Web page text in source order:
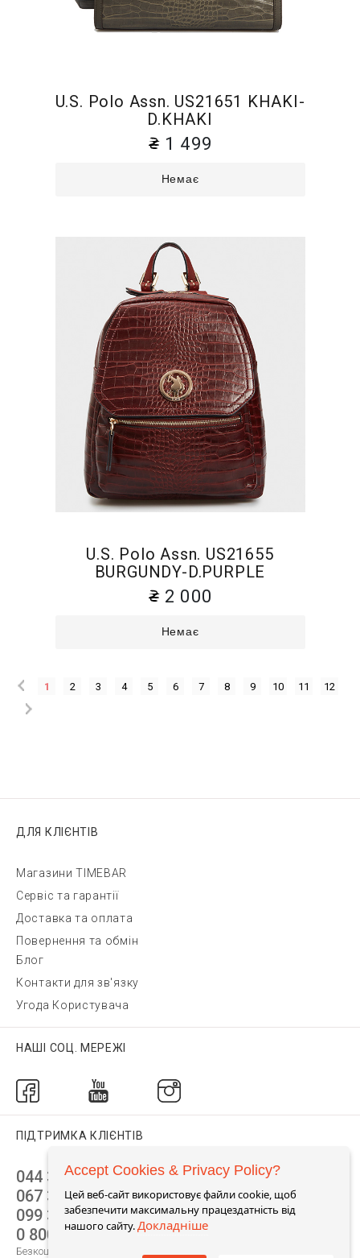
U.S. Polo Assn. US21651 KHAKI-
D.KHAKI
1 499
Немає
U.S. Polo Assn. US21655
BURGUNDY-D.PURPLE
2 000
Немає
1 2 3 4 5 6 7 8 9 10 11 12
ДЛЯ КЛІЄНТІВ
Магазини TIMEBAR
Сервіс та гарантії
Доставка та оплата
Повернення та обмін
Блог
Контакти для зв'язку
Угода Користувача
НАШІ СОЦ. МЕРЕЖІ
ПІДТРИМКА КЛІЄНТІВ
044 392 44 45
067 344 14 44 (viber)
099 399 23 80
0 800 305 805
Безкоштовно по Україні
Accept Cookies & Privacy Policy?
Цей веб-сайт використовує файли cookie, щоб
забезпечити максимальну працездатність від
нашого сайту.Докладніше